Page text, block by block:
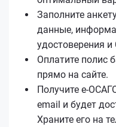
Заполните
данные,
удостоверения
Оплатите полис
прямо на сайте.
Получите
email и будет
Храните его на